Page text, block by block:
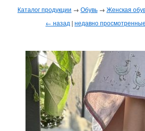
Каталог продукции → Обувь → Женская
← назад | недавно просмотренные